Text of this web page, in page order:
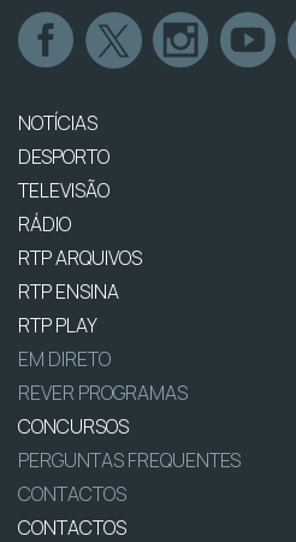
NOTÍCIAS
DESPORTO
TELEVISÃO
RÁDIO
RTP ARQUIVOS
RTP ENSINA
RTP PLAY
EM DIRETO
REVER PROGRAMAS
CONCURSOS
PERGUNTAS FREQUENTES
CONTACTOS
CONTACTOS